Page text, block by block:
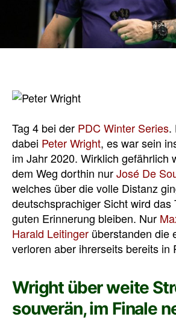
Tag 4 bei der PDC Winter Series.
dabei Peter Wright, es war sein
im Jahr 2020. Wirklich gefährlich
dem Weg dorthin nurJosé De
welches über die volle Distanz
deutschsprachiger Sicht wird das
guten Erinnerung bleiben. Nur
Harald Leitinger überstanden die
verloren aber ihrerseits bereits in
Wright über weite
souverän, im Finale